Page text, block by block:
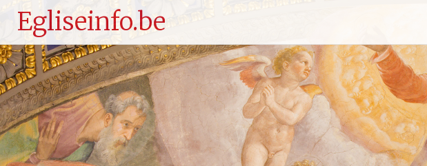
Egliseinfo.be